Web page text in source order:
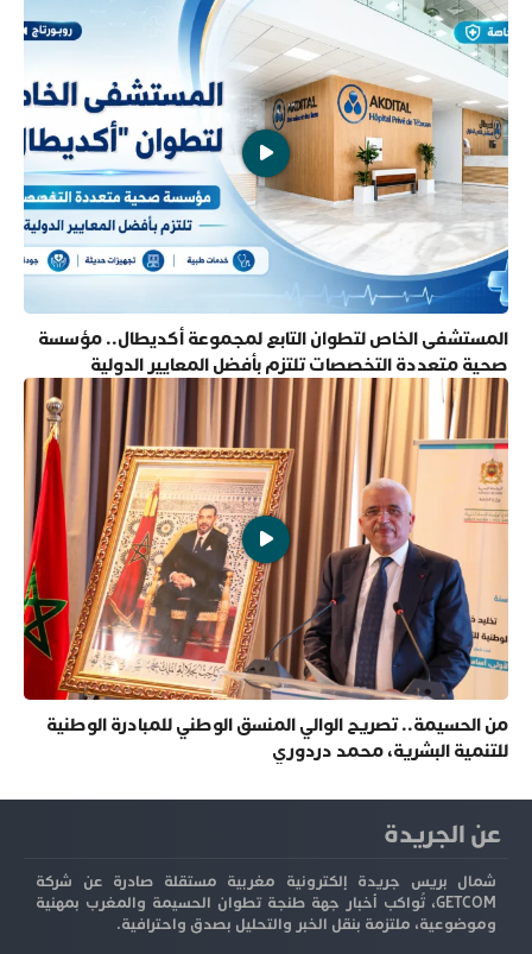
المستشفى الخاص لتطوان التابع لمجموعة أكديطال.. مؤسسة
صحية متعددة التخصصات تلتزم بأفضل المعايير الدولية
من الحسيمة.. تصريح الوالي المنسق الوطني للمبادرة الوطنية
للتنمية البشرية، محمد دردوري
عن الجريدة
شمال بريس جريدة إلكترونية مغربية مستقلة صادرة عن شركة
GETCOM، تُواكب أخبار جهة طنجة تطوان الحسيمة والمغرب بمهنية
وموضوعية، ملتزمة بنقل الخبر والتحليل بصدق واحترافية.